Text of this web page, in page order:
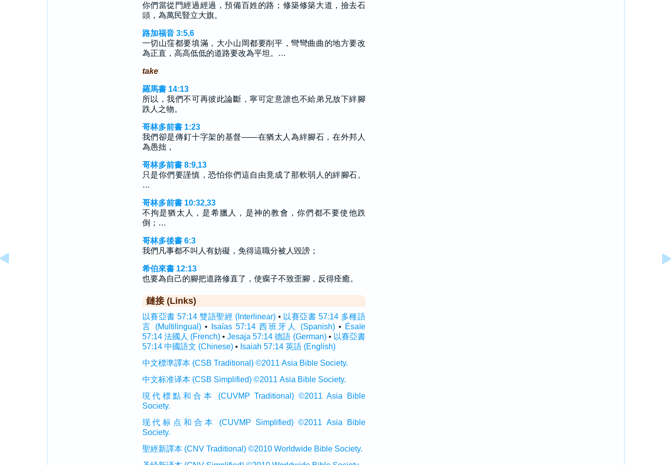
你們當從門經過經過，預備百姓的路；修築修築大道，撿去石
頭，為萬民豎立大旗。
路加福音 3:5,6
一切山窪都要填滿，大小山岡都要削平，彎彎曲曲的地方要改
為正直，高高低低的道路要改為平坦。…
take
羅馬書 14:13
所以，我們不可再彼此論斷，寧可定意誰也不給弟兄放下絆腳
跌人之物。
哥林多前書 1:23
我們卻是傳釘十字架的基督——在猶太人為絆腳石，在外邦人
為愚拙，
哥林多前書 8:9,13
只是你們要謹慎，恐怕你們這自由竟成了那軟弱人的絆腳石。
…
哥林多前書 10:32,33
不拘是猶太人，是希臘人，是神的教會，你們都不要使他跌
倒；…
哥林多後書 6:3
我們凡事都不叫人有妨礙，免得這職分被人毀謗；
希伯來書 12:13
也要為自己的腳把道路修直了，使瘸子不致歪腳，反得痊癒。
鏈接 (Links)
以賽亞書 57:14 雙語聖經 (Interlinear) • 以賽亞書 57:14 多種語
言 (Multilingual)• Isaías 57:14 西班牙人 (Spanish)• Ésaïe
57:14 法國人 (French)•Jesaja 57:14 德語 (German)• 以賽亞書
57:14 中國語文 (Chinese)• Isaiah 57:14 英語 (English)
中文標準譯本 (CSB Traditional) ©2011 Asia Bible Society.
中文标准译本 (CSB Simplified) ©2011 Asia Bible Society.
現代標點和合本 (CUVMP Traditional) ©2011 Asia Bible
Society.
现代标点和合本 (CUVMP Simplified) ©2011 Asia Bible
Society.
聖經新譯本 (CNV Traditional) ©2010 Worldwide Bible Society.